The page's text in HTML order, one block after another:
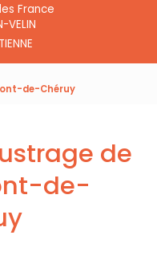
France
VELIN
de-Chéruy
de
de-